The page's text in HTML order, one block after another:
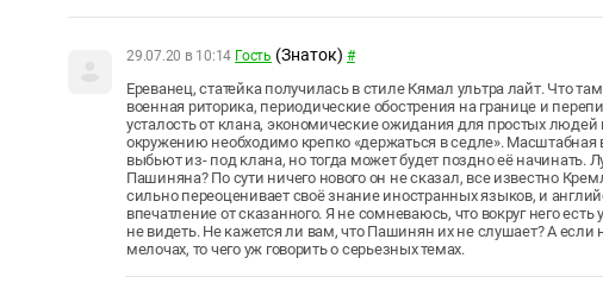
29.07.20 в 10:14 Гость (Знаток) #
Ереванец, статейка получилась в стиле Кямал ультра лайт. Что
военная риторика, периодические обострения на границе и
усталость от клана, экономические ожидания для простых людей
окружению необходимо крепко «держаться в седле». Масштабная
выбьют из- под клана, но тогда может будет поздно её начинать.
Пашиняна? По сути ничего нового он не сказал, все известно
сильно переоценивает своё знание иностранных языков, и
впечатление от сказанного. Я не сомневаюсь, что вокруг него
не видеть. Не кажется ли вам, что Пашинян их не слушает? А если
мелочах, то чего уж говорить о серьезных темах.